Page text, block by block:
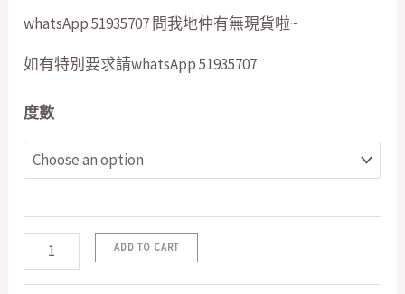
whatsApp 51935707 問我地仲有無現貨啦~
如有特別要求請whatsApp 51935707
度數
ADD TO CART